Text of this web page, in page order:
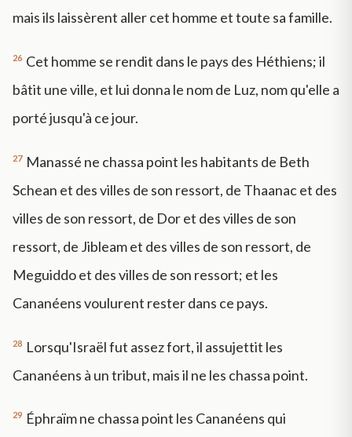
mais ils laissèrent aller cet homme et toute sa famille.
26 Cet homme se rendit dans le pays des Héthiens; il
bâtit une ville, et lui donna le nom de Luz, nom qu'elle a
porté jusqu'à ce jour.
27 Manassé ne chassa point les habitants de Beth
Schean et des villes de son ressort, de Thaanac et des
villes de son ressort, de Dor et des villes de son
ressort, de Jibleam et des villes de son ressort, de
Meguiddo et des villes de son ressort; et les
Cananéens voulurent rester dans ce pays.
28 Lorsqu'Israël fut assez fort, il assujettit les
Cananéens à un tribut, mais il ne les chassa point.
29 Éphraïm ne chassa point les Cananéens qui